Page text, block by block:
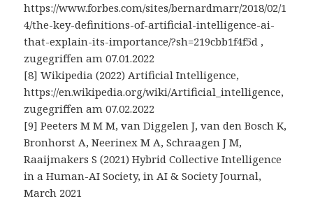
https://www.forbes.com/sites/bernardmarr/2018/02/1
4/the-key-definitions-of-artificial-intelligence-ai-
that-explain-its-importance/?sh=219cbb1f4f5d ,
zugegriffen am 07.01.2022
[8] Wikipedia (2022) Artificial Intelligence,
https://en.wikipedia.org/wiki/Artificial_intelligence,
zugegriffen am 07.02.2022
[9] Peeters M M M, van Diggelen J, van den Bosch K,
Bronhorst A, Neerinex M A, Schraagen J M,
Raaijmakers S (2021) Hybrid Collective Intelligence
in a Human-AI Society, in AI & Society Journal,
March 2021